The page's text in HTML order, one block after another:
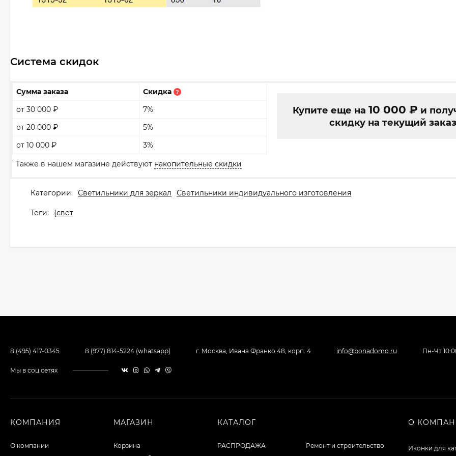
Система скидок
Сумма заказа Скидка ?
от 30 000 ₽
7%
от 20 000 ₽
5%
от 10 000 ₽ 3%
Купите еще на 10 000 ₽ и
скидку на текущий
Также в нашем магазине действуют накопительные скидки
Категории: Светильники для зеркал Светильники индивидуального изготовления
Теги: {свет
8 (495) 417-0345 8 (977) 814-5224 (whatsapp) г. Москва, Ивана Франко 48, корп. 4 info@bonadomo.ru Пн-Чт
Мы в соц.сетях
КОМПАНИЯ
О компании
МАГАЗИН
Корзина
КАТАЛОГ
РАСПРОДАЖА
Ремонт и строительство
О
Иконки для